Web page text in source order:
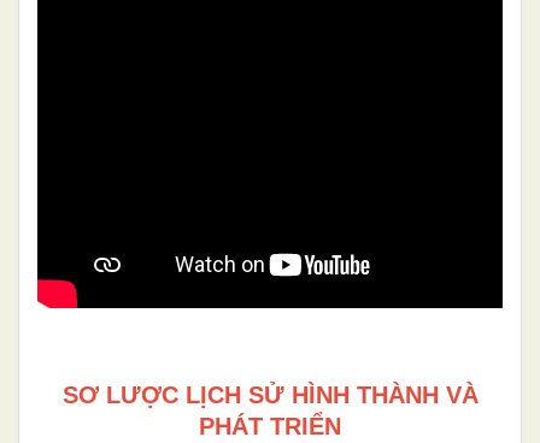
SƠ LƯỢC LỊCH SỬHÌNH THÀNH VÀ
PHÁT TRIỂN